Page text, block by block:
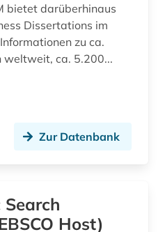
bibliotheksbestand (1)
bietet darüberhinaus
Dissertations im
zu ca.
weltweit, ca. 5.200...
Zur Datenbank
Host)